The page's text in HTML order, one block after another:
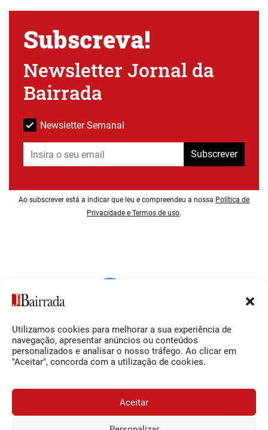
Utilizamos cookies para melhorar a sua experiência de
navegação, apresentar anúncios ou conteúdos
personalizados e analisar o nosso tráfego. Ao clicar em
"Aceitar", concorda com a utilização de cookies.
Aceitar
Subscreva!
Newsletter Jornal da
Bairrada
Newsletter Semanal
Subscrever
Ao subscrever está a indicar que leu e compreendeu a nossa Política de
Privacidade e Termos de uso.
Siga-nos
Facebook
O Jornal da Bairrada
Contactos
Termos e Condições